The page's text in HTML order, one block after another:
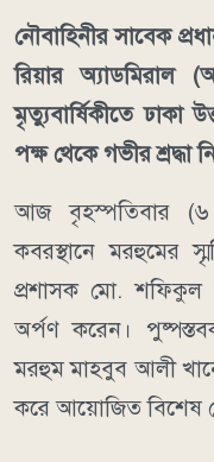
নৌবাহিনীর সাবেক
রিয়ার
মৃত্যুবার্ষিকীতে ঢাকা
পক্ষ থেকে গভীর শ্রদ্ধা
আজ বৃহস্পতিবার (৬
কবরস্থানে মরহুমের
প্রশাসক মো. শফিকুল
অর্পণ করেন।
মরহুম মাহবুব আলী
করে আয়োজিত বিশেষ